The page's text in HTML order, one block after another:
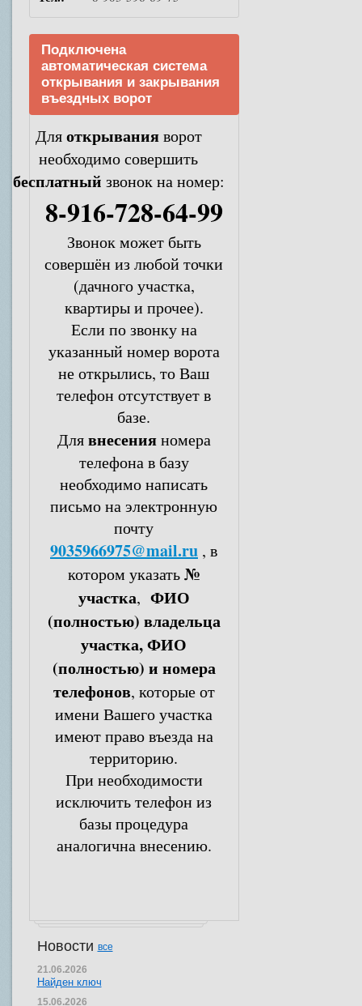
Подключена
автоматическая система
открывания и закрывания
въездных ворот
Дляоткрыванияворот
необходимо совершить
бесплатный звонок на номер:
8-916-728-64-99
Звонок может быть
совершён из любой точки
(дачного участка,
квартиры и прочее).
Если по звонку на
указанный номер ворота
не открылись, то Ваш
телефон отсутствует в
базе.
Длявнесенияномера
телефона в базу
необходимо написать
письмо на электронную
почту
9035966975@mail.ru , в
котором указать№
участка, ФИО
(полностью) владельца
участка, ФИО
(полностью) и номера
телефонов, которые от
имени Вашего участка
имеют право въезда на
территорию.
При необходимости
исключить телефон из
базы процедура
аналогична внесению.
Новости все
21.06.2026
Найден ключ
15.06.2026